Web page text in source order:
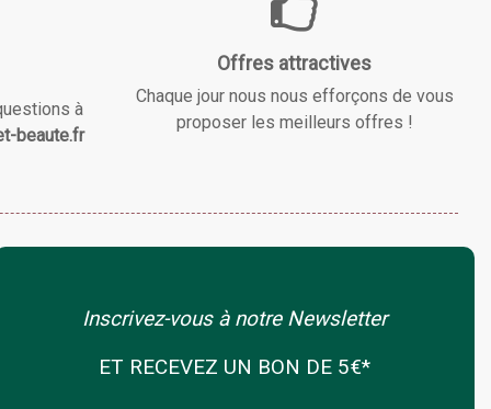
à
beaute.fr
Offres attractives
Chaque jour nous nous efforçons de vous
proposer les meilleurs offres !
Inscrivez-vous à notre Newsletter
ET RECEVEZ UN BON DE 5€*